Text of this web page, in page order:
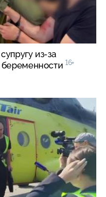
из-за
беременности 16+